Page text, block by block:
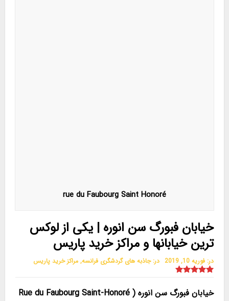
rue du Faubourg Saint Honoré
خیابان فبورگ سن انوره | یکی از لوکس
ترین خیابانها و مراکز خرید پاریس
در: فوریه 10, 2019 در:جاذبه های گردشگری فرانسه, مراکز خرید پاریس
خیابان فبورگ سن انوره ( Rue du Faubourg Saint-Honoré